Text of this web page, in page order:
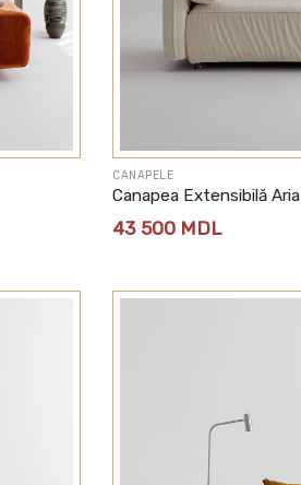
CANAPELE
Canapea Extensibilă Aria
43 500 MDL